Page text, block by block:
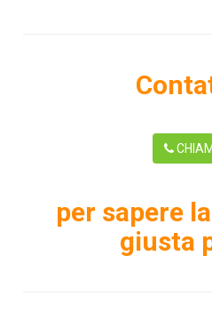
per sapere
giusta